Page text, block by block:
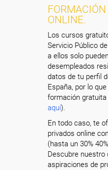
ONLINE.
Los cursos
Servicio Público
a ellos solo
desempleados
datos de tu perfil
España, por lo
formación
aquí).
En todo caso, te
privados online
(hasta un 30%
Descubre nuestro
aspiraciones de